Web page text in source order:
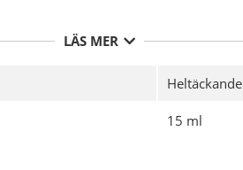
ej då det är integrerat i nagellacket.
LÄS MER
Heltäckande
15 ml